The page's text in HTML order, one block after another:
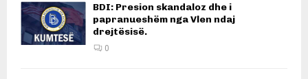
BDI: Presion skandaloz dhe i
papranueshëm nga Vlen ndaj
drejtësisë.
0